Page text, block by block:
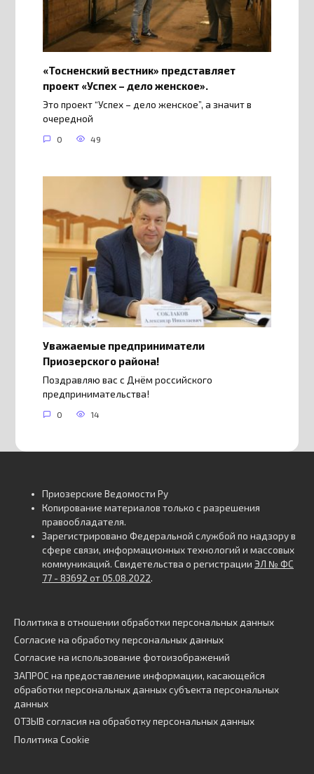
«Тосненский вестник» представляет
проект «Успех – дело женское».
Это проект “Успех – дело женское”, а значит в
очередной
0 49
Уважаемые предприниматели
Приозерского района!
Поздравляю вас с Днём российского
предпринимательства!
0 14
Приозерские Ведомости Ру
Копирование материалов только с разрешения
правообладателя.
Зарегистрировано Федеральной службой по надзору в
сфере связи, информационных технологий и массовых
коммуникаций. Свидетельства о регистрации ЭЛ № ФС
77 - 83692 от 05.08.2022.
Политика в отношении обработки персональных данных
Согласие на обработку персональных данных
Согласие на использование фотоизображений
ЗАПРОС на предоставление информации, касающейся
обработки персональных данных субъекта персональных
данных
ОТЗЫВ согласия на обработку персональных данных
Политика Cookie